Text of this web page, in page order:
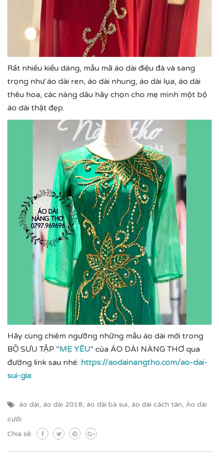
Rất nhiều kiểu dáng, mẫu mã áo dài điệu đà và sang
trọng như áo dài ren, áo dài nhung, áo dài lụa, áo dài
thêu hoa, các nàng dâu hãy chọn cho mẹ mình một bộ
áo dài thật đẹp.
Hãy cùng chiêm ngưỡng những mẫu áo dài mới trong
BỘ SƯU TẬP ''MẸ YÊU'' của ÁO DÀI NÀNG THƠ qua
đường link sau nhé: https://aodainangtho.com/ao-dai-
sui-gia
áo dài, áo dài 2018, áo dài bà sui, áo dài cách tân, Áo dài
cưới
Chia sẻ: